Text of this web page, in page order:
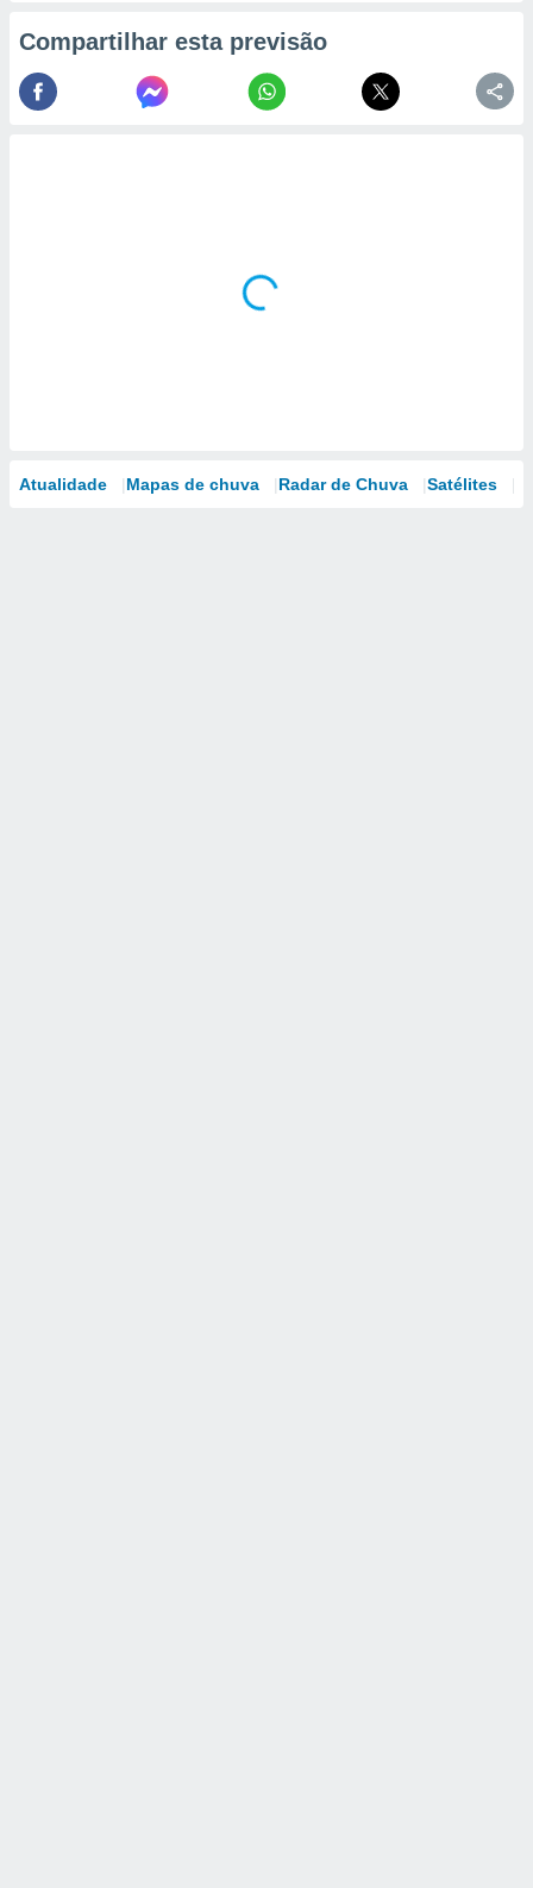
Compartilhar esta previsão
Atualidade Mapas de chuva Radar de Chuva Satélites